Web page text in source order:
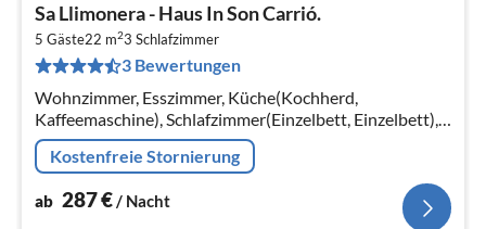
Sa Llimonera - Haus In Son Carrió.
5 Gäste22 m23 Schlafzimmer
3 Bewertungen
Wohnzimmer, Esszimmer, Küche(Kochherd,
Kaffeemaschine), Schlafzimmer(Einzelbett, Einzelbett),
Schlafzimmer(Einzelbett, Einzelbett),
Schlafzimmer(Doppelunterschiebebett)
Kostenfreie Stornierung
ab 287€/ Nacht